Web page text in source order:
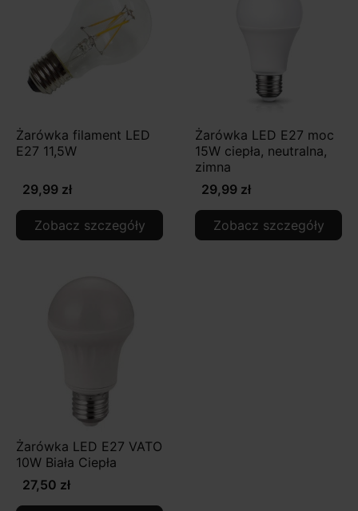
Żarówka filament LED
E27 11,5W
29,99 zł
Zobacz szczegóły
Żarówka LED E27 moc
15W ciepła, neutralna,
zimna
29,99 zł
Zobacz szczegóły
Żarówka LED E27 VATO
10W Biała Ciepła
27,50 zł